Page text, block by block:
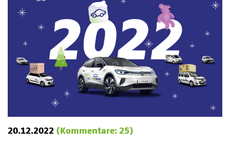
20.12.2022 (Kommentare: 25)